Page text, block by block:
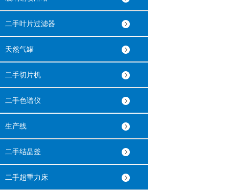
二手叶片过滤器
天然气罐
二手切片机
二手色谱仪
生产线
二手结晶釜
二手超重力床